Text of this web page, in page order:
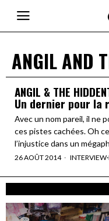
ANGIL AND
ANGIL & THE
Un dernier pour la
Avec un nom pareil, il ne
ces pistes cachées. Oh
l’injustice dans un
26 AOÛT 2014 INTERVIEW·